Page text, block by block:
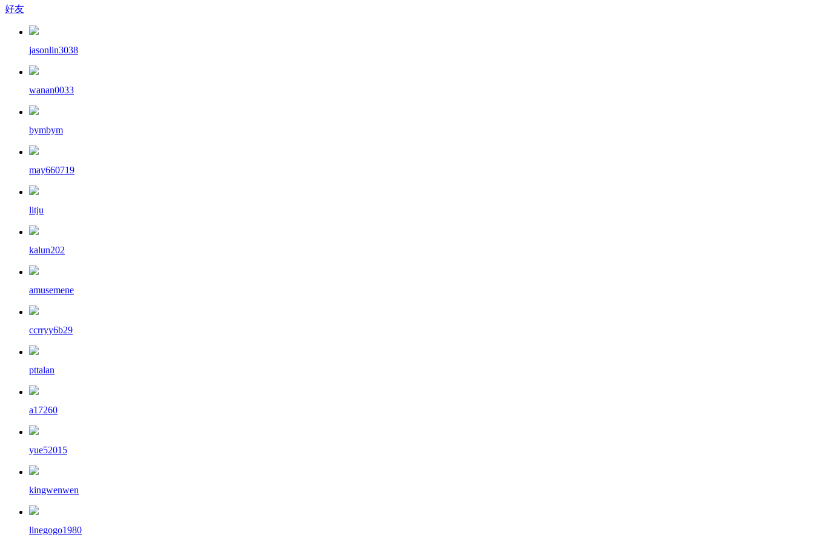
好友
jasonlin3038
wanan0033
bymbym
may660719
litju
kalun202
amusemene
ccrryy6b29
pttalan
a17260
yue52015
kingwenwen
linegogo1980